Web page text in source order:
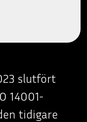
slutfört
14001-
tidigare